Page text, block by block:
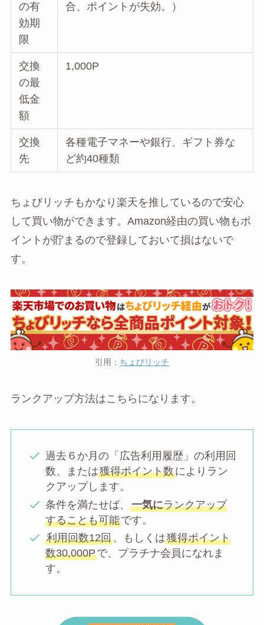
の有
効期
限
合、ポイントが失効。）
交換
の最
低金
額
1,000P
交換
先
各種電子マネーや銀行、ギフト券な
ど約40種類
ちょびリッチもかなり楽天を推しているので安心
して買い物ができます。Amazon経由の買い物もポ
イントが貯まるので登録しておいて損はないで
す。
引用： ちょびリッチ
ランクアップ方法はこちらになります。
過去６か月の「広告利用履歴」の利用回
数、または獲得ポイント数によりラン
クアップします。
条件を満たせば、一気にランクアップ
することも可能です。
利用回数12回、もしくは獲得ポイント
数30,000Pで、プラチナ会員になれま
す。